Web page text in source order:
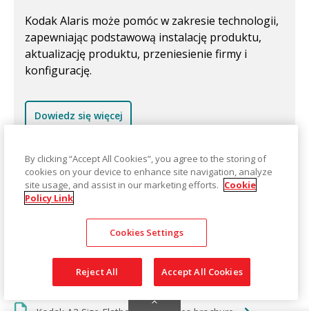
Kodak Alaris może pomóc w zakresie technologii,
zapewniając podstawową instalację produktu,
aktualizację produktu, przeniesienie firmy i
konfigurację.
Dowiedz się więcej
Informacje i broszury
S5000 Series Scanners Flyer PL
By clicking “Accept All Cookies”, you agree to the storing of
cookies on your device to enhance site navigation, analyze
site usage, and assist in our marketing efforts. Cookie
Policy Link
Cookies Settings
Reject All Accept All Cookies